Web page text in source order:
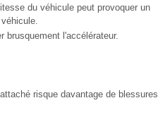
du véhicule peut provoquer un
brusquement l'accélérateur.
risque davantage de blessures